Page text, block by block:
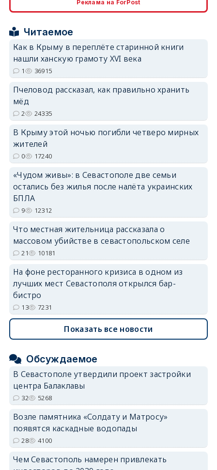
erid: 2SDnjdvhGXG
Реклама на ForPost
Читаемое
Как в Крыму в переплёте старинной книги
нашли ханскую грамоту XVI века
1 36915
Пчеловод рассказал, как правильно хранить
мёд
2 24335
В Крыму этой ночью погибли четверо мирных
жителей
0 17240
«Чудом живы»: в Севастополе две семьи
остались без жилья после налёта украинских
БПЛА
9 12312
Что местная жительница рассказала о
массовом убийстве в севастопольском селе
21 10181
На фоне ресторанного кризиса в одном из
лучших мест Севастополя открылся бар-
бистро
13 7231
Показать все новости
Обсуждаемое
В Севастополе утвердили проект застройки
центра Балаклавы
32 5268
Возле памятника «Солдату и Матросу»
появятся каскадные водопады
28 4100
Чем Севастополь намерен привлекать